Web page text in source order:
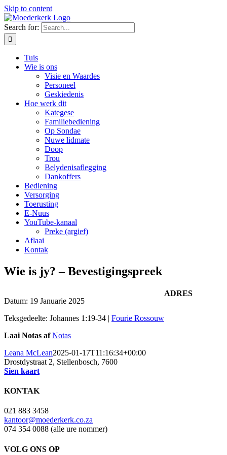
Skip to content
Search for:
Tuis
Wie is ons
Visie en Waardes
Personeel
Geskiedenis
Hoe werk dit
Kategese
Familiebediening
Op Sondae
Nuwe lidmate
Doop
Trou
Belydenisaflegging
Dankoffers
Bediening
Versorging
Toerusting
E-Nuus
YouTube-kanaal
Preke (argief)
Aflaai
Kontak
Wie is jy? – Bevestigingspreek
Datum: 19 Januarie 2025
Teksgedeelte: Johannes 1:19-34 | Fourie Rossouw
Laai Notas af Notas
Leana McLean2025-01-17T11:16:34+00:00
ADRES
Drostdystraat 2, Stellenbosch, 7600
Sien kaart
KONTAK
021 883 3458
kantoor@moederkerk.co.za
074 354 0088 (alle ure nommer)
VOLG ONS OP